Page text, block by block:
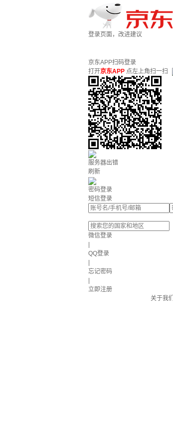
登录页面，改进建议
京东APP扫码登录
打开京东APP 点左上角扫一扫
服务器出错
刷新
密码登录
短信登录
微信登录
QQ登录
忘记密码
立即注册
关于我们